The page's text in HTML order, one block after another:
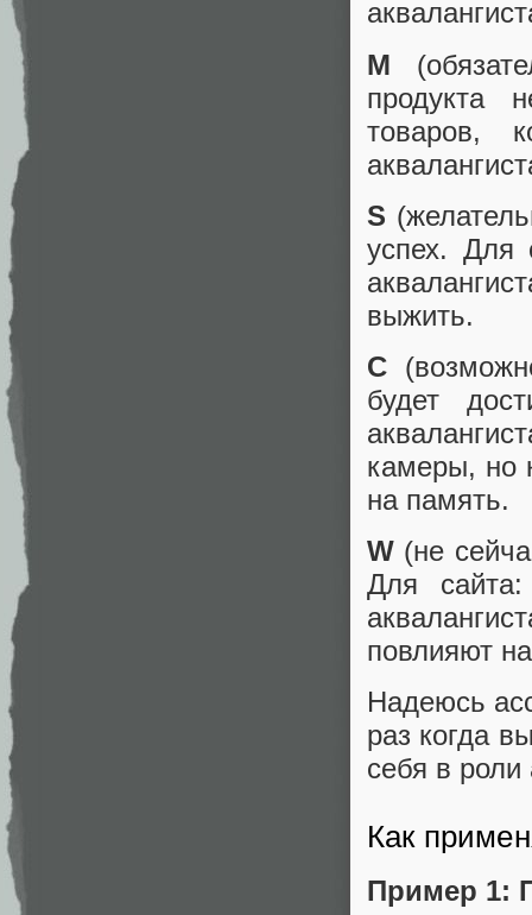
М
продукта
товаров,
S
успех. Для
выжить.
C
будет
камеры, но
на память.
W (не
Для
повлияют
Надеюсь
раз когда
себя в роли
Как
Пример 1: